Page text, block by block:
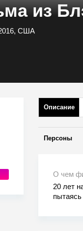
из
США
Описание
Персоны
О чем
20 лет